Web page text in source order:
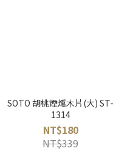
SOTO 胡桃煙燻木片(大) ST-
1314
NT$180
NT$339